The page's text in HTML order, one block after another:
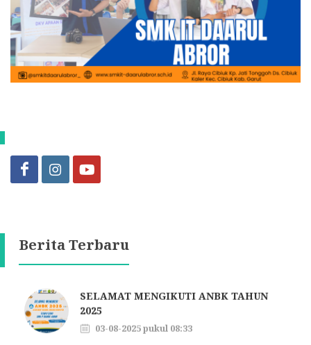
Berita Terbaru
2025
03-08-2025 pukul 08:33
Selamat Hari Raya Idhul Adha 10
Dzulhijjah 1446 H